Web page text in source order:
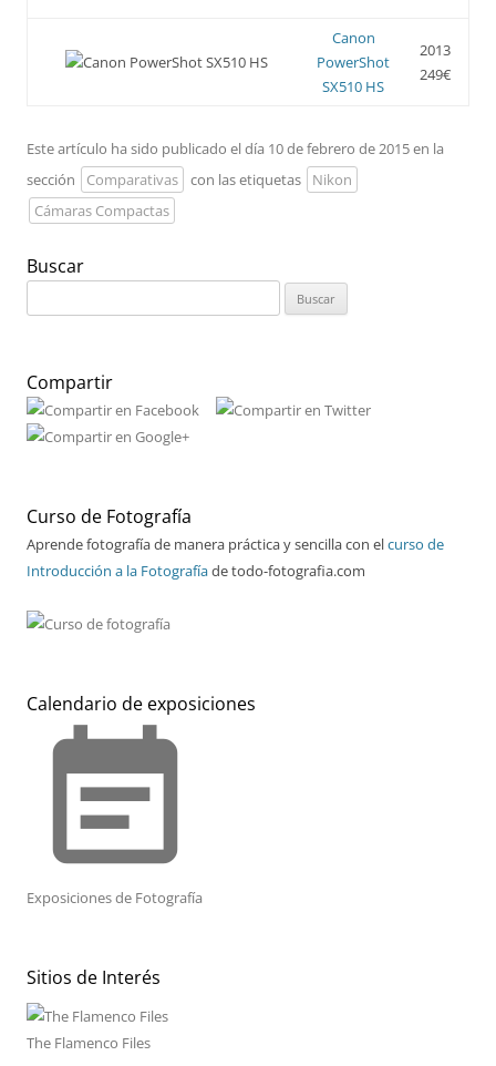
Canon
PowerShot
SX510 HS
2013
249€
Este artículo ha sido publicado el día 10 de febrero de 2015 en la
sección
Comparativas con las etiquetas
Nikon
Cámaras Compactas
Buscar
Compartir
Curso de Fotografía
Aprende fotografía de manera práctica y sencilla con elcurso de
Introducción a la Fotografíade todo-fotografia.com
Calendario de exposiciones
event_note
Exposiciones de Fotografía
Sitios de Interés
The Flamenco Files